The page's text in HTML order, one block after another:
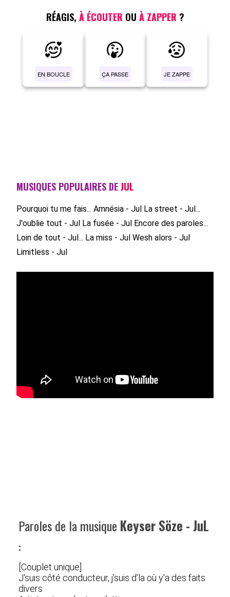
RÉAGIS, À ÉCOUTER OU À ZAPPER ?
EN BOUCLE ÇA PASSE JE ZAPPE
MUSIQUES POPULAIRES DEJUL
Pourquoi tu me fais... Amnésia - Jul La street - Jul...
J'oublie tout - Jul La fusée - Jul Encore des paroles...
Loin de tout - Jul... La miss - Jul Wesh alors - Jul
Limitless - Jul
Paroles de la musique Keyser Söze - JuL
:
[Couplet unique]
J'suis côté conducteur, j'suis d'la où y'a des faits
divers